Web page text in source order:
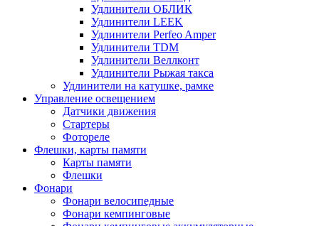
Удлинители ОБЛИК
Удлинители LEEK
Удлинители Perfeo Amper
Удлинители TDM
Удлинители Веллконт
Удлинители Рыжая такса
Удлинители на катушке, рамке
Управление освещением
Датчики движения
Стартеры
Фотореле
Флешки, карты памяти
Карты памяти
Флешки
Фонари
Фонари велосипедные
Фонари кемпинговые